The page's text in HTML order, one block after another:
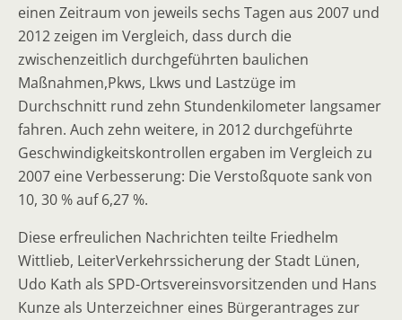
einen Zeitraum von jeweils sechs Tagen aus 2007 und
2012 zeigen im Vergleich, dass durch die
zwischenzeitlich durchgeführten baulichen
Maßnahmen,Pkws, Lkws und Lastzüge im
Durchschnitt rund zehn Stundenkilometer langsamer
fahren. Auch zehn weitere, in 2012 durchgeführte
Geschwindigkeitskontrollen ergaben im Vergleich zu
2007 eine Verbesserung: Die Verstoßquote sank von
10, 30 % auf 6,27 %.
Diese erfreulichen Nachrichten teilte Friedhelm
Wittlieb, LeiterVerkehrssicherung der Stadt Lünen,
Udo Kath als SPD-Ortsvereinsvorsitzenden und Hans
Kunze als Unterzeichner eines Bürgerantrages zur